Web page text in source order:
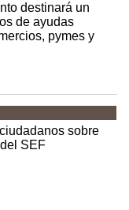
destinará un
de ayudas
pymes y
sobre
SEF